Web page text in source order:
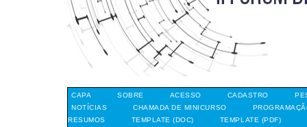
CAPA SOBRE ACESSO CADASTRO
NOTÍCIAS
CHAMADA DE MINICURSO
RESUMOS
TEMPLATE (DOC)
TEMPLATE (PDF)